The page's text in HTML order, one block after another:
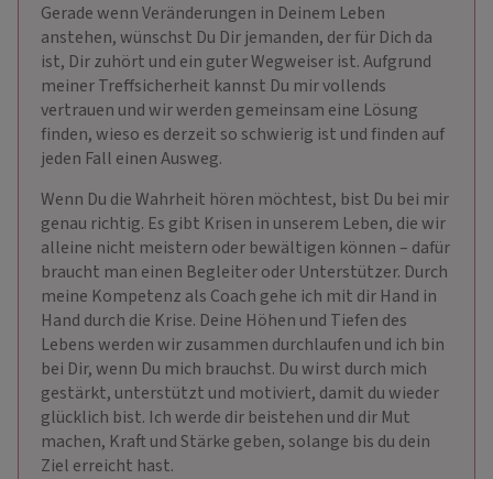
Gerade wenn Veränderungen in Deinem Leben
anstehen, wünschst Du Dir jemanden, der für Dich da
ist, Dir zuhört und ein guter Wegweiser ist. Aufgrund
meiner Treffsicherheit kannst Du mir vollends
vertrauen und wir werden gemeinsam eine Lösung
finden, wieso es derzeit so schwierig ist und finden auf
jeden Fall einen Ausweg.
Wenn Du die Wahrheit hören möchtest, bist Du bei mir
genau richtig. Es gibt Krisen in unserem Leben, die wir
alleine nicht meistern oder bewältigen können – dafür
braucht man einen Begleiter oder Unterstützer. Durch
meine Kompetenz als Coach gehe ich mit dir Hand in
Hand durch die Krise. Deine Höhen und Tiefen des
Lebens werden wir zusammen durchlaufen und ich bin
bei Dir, wenn Du mich brauchst. Du wirst durch mich
gestärkt, unterstützt und motiviert, damit du wieder
glücklich bist. Ich werde dir beistehen und dir Mut
machen, Kraft und Stärke geben, solange bis du dein
Ziel erreicht hast.